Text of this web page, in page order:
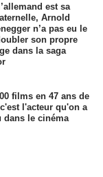
est sa
Arnold
n’a pas eu le
son propre
dans la saga
films en 47 ans de
l'acteur qu'on a
dans le cinéma